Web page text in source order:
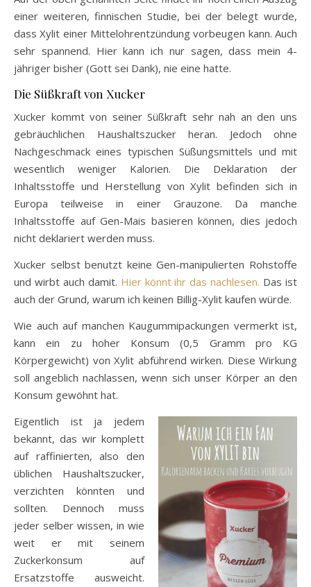
einer weiteren, finnischen Studie, bei der belegt wurde,
dass Xylit einer Mittelohrentzündung vorbeugen kann. Auch
sehr spannend. Hier kann ich nur sagen, dass mein 4-
jähriger bisher (Gott sei Dank), nie eine hatte.
Die Süßkraft von Xucker
Xucker kommt von seiner Süßkraft sehr nah an den uns
gebräuchlichen Haushaltszucker heran. Jedoch ohne
Nachgeschmack eines typischen Süßungsmittels und mit
wesentlich weniger Kalorien. Die Deklaration der
Inhaltsstoffe und Herstellung von Xylit befinden sich in
Europa teilweise in einer Grauzone. Da manche
Inhaltsstoffe auf Gen-Mais basieren können, dies jedoch
nicht deklariert werden muss.
Xucker selbst benutzt keine Gen-manipulierten Rohstoffe
und wirbt auch damit. Hier könnt ihr das nachlesen. Das ist
auch der Grund, warum ich keinen Billig-Xylit kaufen würde.
Wie auch auf manchen Kaugummipackungen vermerkt ist,
kann ein zu hoher Konsum (0,5 Gramm pro KG
Körpergewicht) von Xylit abführend wirken. Diese Wirkung
soll angeblich nachlassen, wenn sich unser Körper an den
Konsum gewöhnt hat.
Eigentlich ist ja jedem
bekannt, das wir komplett
auf raffinierten, also den
üblichen Haushaltszucker,
verzichten könnten und
sollten. Dennoch muss
jeder selber wissen, in wie
weit er mit seinem
Zuckerkonsum auf
Ersatzstoffe ausweicht.